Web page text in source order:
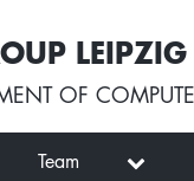
LEIPZIG
OF
Team